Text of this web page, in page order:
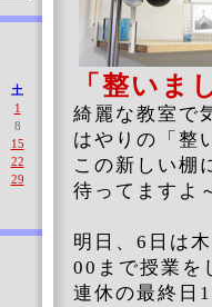
「整いま
綺麗な教室で
はやりの「整
この新しい棚
待ってますよ
明日、6日は
00まで授業を
連休の最終日
土
1
8
15
22
29